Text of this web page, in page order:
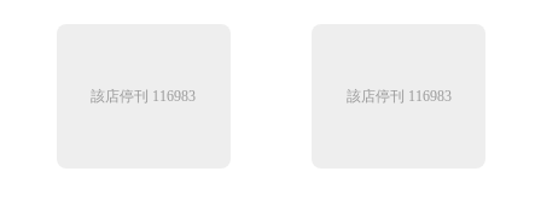
該店停刊 116983 該店停刊 116983